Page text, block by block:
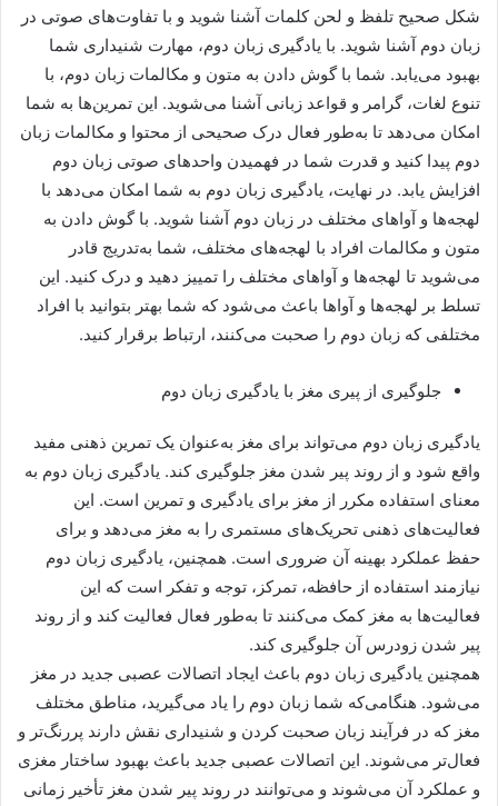
شکل صحیح تلفظ و لحن کلمات آشنا شوید و با تفاوت‌های صوتی در
زبان دوم آشنا شوید. با یادگیری زبان دوم، مهارت شنیداری شما
بهبود می‌یابد. شما با گوش دادن به متون و مکالمات زبان دوم، با
تنوع لغات، گرامر و قواعد زبانی آشنا می‌شوید. این تمرین‌ها به شما
امکان می‌دهد تا به‌طور فعال درک صحیحی از محتوا و مکالمات زبان
دوم پیدا کنید و قدرت شما در فهمیدن واحد‌های صوتی زبان دوم
افزایش یابد. در نهایت، یادگیری زبان دوم به شما امکان می‌دهد با
لهجه‌ها و آواهای مختلف در زبان دوم آشنا شوید. با گوش دادن به
متون و مکالمات افراد با لهجه‌های مختلف، شما به‌تدریج قادر
می‌شوید تا لهجه‌ها و آواهای مختلف را تمییز دهید و درک کنید. این
تسلط بر لهجه‌ها و آواها باعث می‌شود که شما بهتر بتوانید با افراد
مختلفی که زبان دوم را صحبت می‌کنند، ارتباط برقرار کنید.
جلوگیری از پیری مغز با یادگیری زبان دوم
یادگیری زبان دوم می‌تواند برای مغز به‌عنوان یک تمرین ذهنی مفید
واقع شود و از روند پیر شدن مغز جلوگیری کند. یادگیری زبان دوم به
معنای استفاده مکرر از مغز برای یادگیری و تمرین است. این
فعالیت‌های ذهنی تحریک‌های مستمری را به مغز می‌دهد و برای
حفظ عملکرد بهینه آن ضروری است. همچنین، یادگیری زبان دوم
نیازمند استفاده از حافظه، تمرکز، توجه و تفکر است که این
فعالیت‌ها به مغز کمک می‌کنند تا به‌طور فعال فعالیت کند و از روند
پیر شدن زودرس آن جلوگیری کند.
همچنین یادگیری زبان دوم باعث ایجاد اتصالات عصبی جدید در مغز
می‌شود. هنگامی‌که شما زبان دوم را یاد می‌گیرید، مناطق مختلف
مغز که در فرآیند زبان صحبت کردن و شنیداری نقش دارند پررنگ‌تر و
فعال‌تر می‌شوند. این اتصالات عصبی جدید باعث بهبود ساختار مغزی
و عملکرد آن می‌شوند و می‌توانند در روند پیر شدن مغز تأخیر زمانی